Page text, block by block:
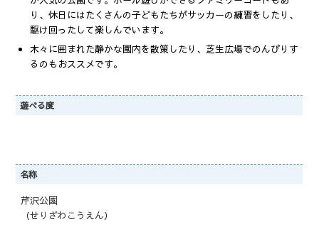
り、休日にはたくさんの子どもたちがサッカーの練習をしたり、
駆け回ったして楽しんでいます。
木々に囲まれた静かな園内を散策したり、芝生広場でのんびりす
るのもおススメです。
遊べる度
名称
芹沢公園
（せりざわこうえん）